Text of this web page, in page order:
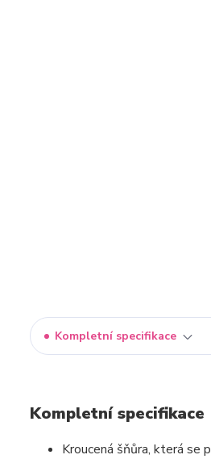
Kompletní specifikace
Kompletní specifikace
Kroucená šňůra, která se